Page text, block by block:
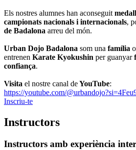
Els nostres alumnes han aconseguit
campionats nacionals i internacionals,
de Badalona arreu del món.
Urban Dojo Badalona som una família
entrenen Karate Kyokushin per guanyar
confiança.
Visita el nostre canal deYouTube:
https://youtube.com/
Inscriu-te
Instructors
Instructors amb experiència